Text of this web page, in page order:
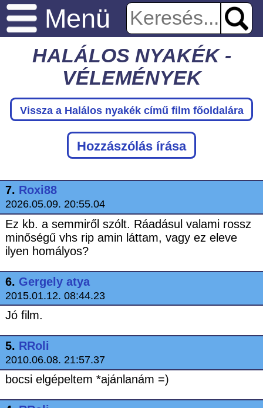
Menü
HALÁLOS NYAKÉK -
VÉLEMÉNYEK
Vissza a Halálos nyakék című film főoldalára
Hozzászólás írása
7. Roxi88
2026.05.09. 20:55.04
Ez kb. a semmiről szólt. Ráadásul valami rossz
minőségű vhs rip amin láttam, vagy ez eleve
ilyen homályos?
6. Gergely atya
2015.01.12. 08:44.23
Jó film.
5. RRoli
2010.06.08. 21:57.37
bocsi elgépeltem *ajánlanám =)